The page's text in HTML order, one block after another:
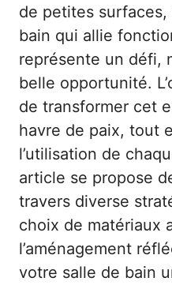
de petites
bain qui allie
représente un défi,
belle opportunité.
de transformer cet
havre de paix, tout
l’utilisation de
article se propose
travers diverse
choix de matériaux
l’aménagement
votre salle de bain